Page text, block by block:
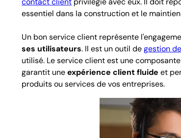
essentiel dans la construction et le
Un bon service client représente
ses utilisateurs. Il est un outil degestion
utilisé. Le service client est une
garantit uneexpérience client fluide et
produits ou services de vos entreprises.